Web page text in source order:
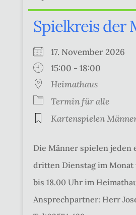
Spielkreis der
17. November 2026
15:00 - 18:00
Heimathaus
Termin für alle
Kartenspielen
Die Männer spielen jeden
dritten Dienstag im Monat
bis 18.00 Uhr im
Ansprechpartner: Herr